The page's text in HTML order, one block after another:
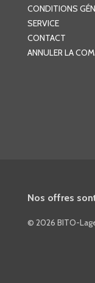
CONDITIONS
SERVICE
CONTACT
ANNULER LA
Nos offres
© 2026 BITO-